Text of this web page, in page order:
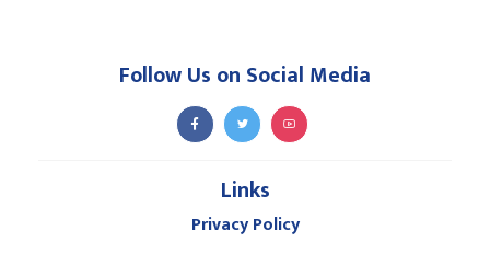
Follow Us on Social Media
Links
Privacy Policy